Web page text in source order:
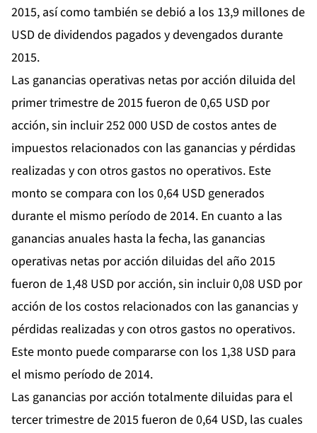
2015, así como también se debió a los 13,9 millones de
USD de dividendos pagados y devengados durante
2015.
Las ganancias operativas netas por acción diluida del
primer trimestre de 2015 fueron de 0,65 USD por
acción, sin incluir 252 000 USD de costos antes de
impuestos relacionados con las ganancias y pérdidas
realizadas y con otros gastos no operativos. Este
monto se compara con los 0,64 USD generados
durante el mismo período de 2014. En cuanto a las
ganancias anuales hasta la fecha, las ganancias
operativas netas por acción diluidas del año 2015
fueron de 1,48 USD por acción, sin incluir 0,08 USD por
acción de los costos relacionados con las ganancias y
pérdidas realizadas y con otros gastos no operativos.
Este monto puede compararse con los 1,38 USD para
el mismo período de 2014.
Las ganancias por acción totalmente diluidas para el
tercer trimestre de 2015 fueron de 0,64 USD, las cuales